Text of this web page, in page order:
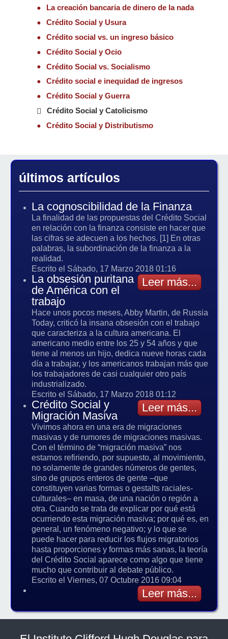
La creación bancaria de dinero de la nada
Crédito Social y Usura
Crédito social vs. un ingreso básico
Crédito Social y Ocio
Crédito Social vs. Socialismo
Crédito social e inequidad de ingresos
Crédito Social y Guerra
Crédito Social y Catolicismo
Crédito Social y Distributismo
últimos artículos
La cognoscibilidad de la Finanza
La finalidad de las propuestas del Crédito Social
en relación con la finanza consiste en hacer que
las cifras se adecuen a los hechos. [1] En otras
palabras, la subordinación de la finanza a la
realidad.
Escrito el Sábado, 17 Marzo 2018 01:16
Leer más...
La obsesión puritana
de América con el
trabajo
Hace unos pocos meses, Abby Martin, de Russia
Today, criticó la insana obsesión con el trabajo
que caracteriza a la cultura americana. El
americano medio entre los 25 y 54 años y que
tiene al menos un hijo, dedica nueve horas cada
día a trabajar, y los americanos trabajan más que
los trabajadores de casi cualquier otro país
industrializado.
Escrito el Sábado, 17 Marzo 2018 01:12
Leer más...
Crédito Social y
Migración Masiva
Vivimos ahora en una era de migraciones
masivas y de rumores de migraciones masivas.
Con el término de “migración masiva” nos
estamos refiriendo, por supuesto, al movimiento,
no solamente de grandes números de gentes,
sino de grupos enteros de gente –que
constituyen varias formas o gestalts raciales-
culturales– en masa, de una nación o región a
otra. Cuando se trata de explicar por qué está
ocurriendo esta migración masiva; por qué es, en
general, un fenómeno negativo; y lo que se
puede hacer para reducir los flujos migratorios
hasta proporciones y formas más sanas, la teoría
del Crédito Social aparece como algo que tiene
mucho que contribuir al debate público.
Escrito el Viernes, 07 Octubre 2016 09:04
Leer más...